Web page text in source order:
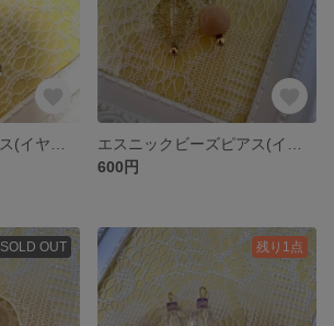
600円
SOLD OUT 残り1点